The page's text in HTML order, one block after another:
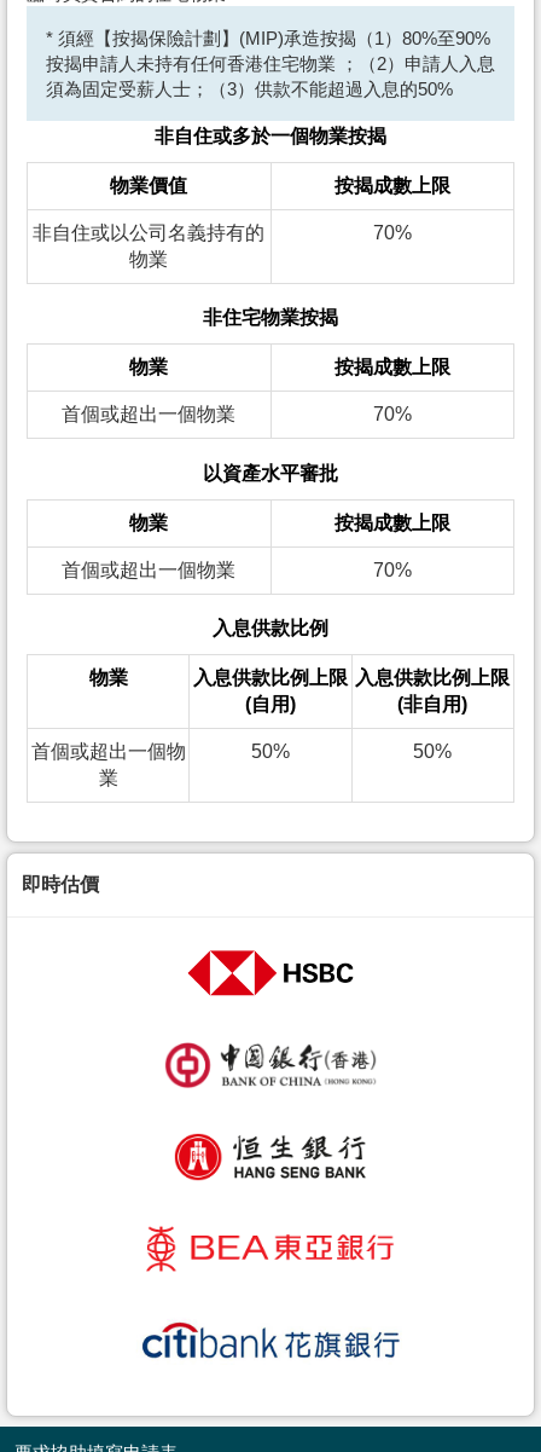
* 須經【按揭保險計劃】(MIP)承造按揭（1）80%至90%
按揭申請人未持有任何香港住宅物業 ；（2）申請人入息
須為固定受薪人士；（3）供款不能超過入息的50%
非自住或多於一個物業按揭
物業價值 按揭成數上限
非自住或以公司名義持有的
物業
70%
非住宅物業按揭
物業 按揭成數上限
首個或超出一個物業 70%
以資產水平審批
物業 按揭成數上限
首個或超出一個物業 70%
入息供款比例
物業
入息供款比例上限
(自用)
入息供款比例上限
(非自用)
首個或超出一個物
業
50% 50%
即時估價